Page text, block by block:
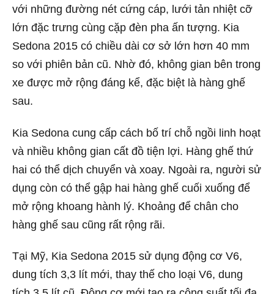
với những đường nét cứng cáp, lưới tản nhiệt cỡ
lớn đặc trưng cùng cặp đèn pha ấn tượng. Kia
Sedona 2015 có chiều dài cơ sở lớn hơn 40 mm
so với phiên bản cũ. Nhờ đó, không gian bên trong
xe được mở rộng đáng kể, đặc biệt là hàng ghế
sau.
Kia Sedona cung cấp cách bố trí chỗ ngồi linh hoạt
và nhiều không gian cất đồ tiện lợi. Hàng ghế thứ
hai có thể dịch chuyển và xoay. Ngoài ra, người sử
dụng còn có thể gập hai hàng ghế cuối xuống để
mở rộng khoang hành lý. Khoảng để chân cho
hàng ghế sau cũng rất rộng rãi.
Tại Mỹ, Kia Sedona 2015 sử dụng động cơ V6,
dung tích 3,3 lít mới, thay thế cho loại V6, dung